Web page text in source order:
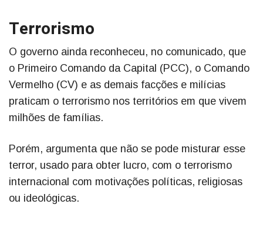
Terrorismo
O governo ainda reconheceu, no comunicado, que
o Primeiro Comando da Capital (PCC), o Comando
Vermelho (CV) e as demais facções e milícias
praticam o terrorismo nos territórios em que vivem
milhões de famílias.
Porém, argumenta que não se pode misturar esse
terror, usado para obter lucro, com o terrorismo
internacional com motivações políticas, religiosas
ou ideológicas.